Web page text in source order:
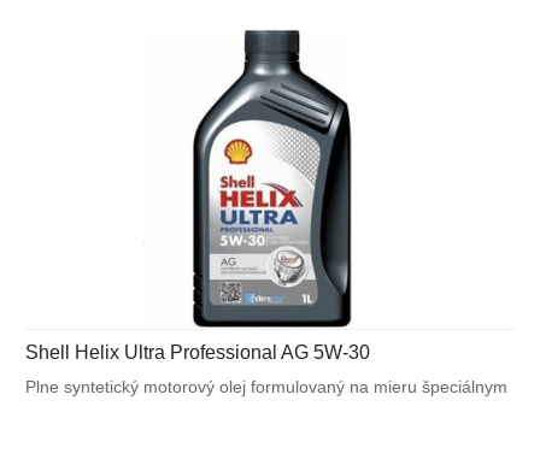
Shell Helix Ultra Professional AG 5W-30
Plne syntetický motorový olej formulovaný na mieru špeciálnym